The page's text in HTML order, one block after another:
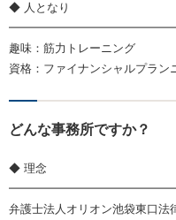
◆ 人となり
趣味：筋力トレーニング
資格：ファイナンシャルプラン
どんな事務所ですか？
◆ 理念
弁護士法人オリオン池袋東口法